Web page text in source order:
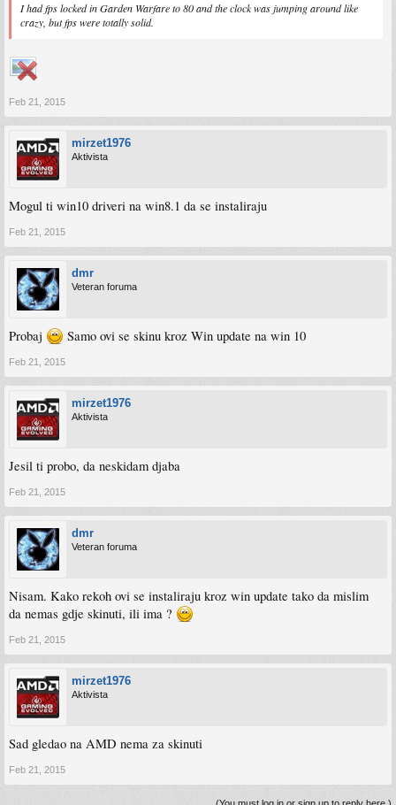
I had fps locked in Garden Warfare to 80 and the clock was jumping around like
crazy, but fps were totally solid.
Feb 21, 2015
mirzet1976
Aktivista
Mogul ti win10 driveri na win8.1 da se instaliraju
Feb 21, 2015
dmr
Veteran foruma
Probaj Samo ovi se skinu kroz Win update na win 10
Feb 21, 2015
mirzet1976
Aktivista
Jesil ti probo, da neskidam djaba
Feb 21, 2015
dmr
Veteran foruma
Nisam. Kako rekoh ovi se instaliraju kroz win update tako da mislim
da nemas gdje skinuti, ili ima ?
Feb 21, 2015
mirzet1976
Aktivista
Sad gledao na AMD nema za skinuti
Feb 21, 2015